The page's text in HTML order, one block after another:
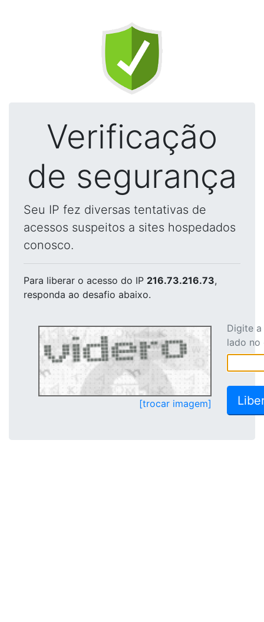
Verificação
de segurança
Seu IP fez diversas tentativas de
acessos suspeitos a sites hospedados
conosco.
Para liberar o acesso do IP 216.73.216.73,
responda ao desafio abaixo.
[trocar imagem]
Digite
lado no